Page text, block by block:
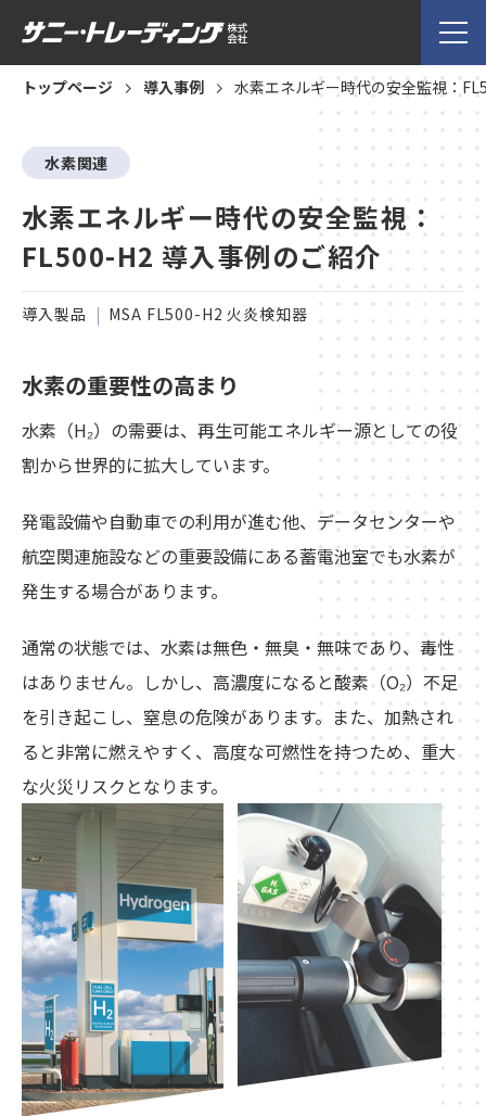
トップページ 導入事例 水素エネルギー時代の安全監視：
水素関連
水素エネルギー時代の安全監視：
FL500-H2 導入事例のご紹介
導入製品 MSA FL500-H2 火炎検知器
水素の重要性の高まり
水素（H₂）の需要は、再生可能エネルギー源としての役
割から世界的に拡大しています。
発電設備や自動車での利用が進む他、データセンターや
航空関連施設などの重要設備にある蓄電池室でも水素が
発生する場合があります。
通常の状態では、水素は無色・無臭・無味であり、毒性
はありません。しかし、高濃度になると酸素（O₂）不足
を引き起こし、窒息の危険があります。また、加熱され
ると非常に燃えやすく、高度な可燃性を持つため、重大
な火災リスクとなります。